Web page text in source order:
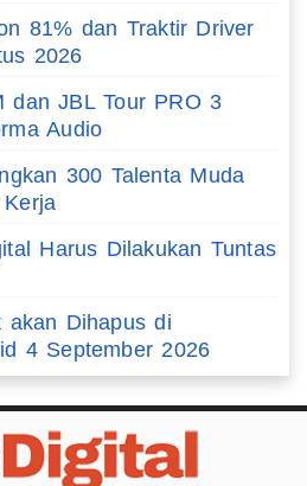
81% dan Traktir Driver
2026
dan JBL Tour PRO 3
Audio
300 Talenta Muda
Harus Dilakukan Tuntas
akan Dihapus di
4 September 2026